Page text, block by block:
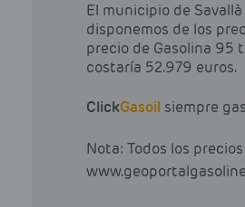
El municipio de
disponemos de los
precio de Gasolina 95
costaría 52.979 euros.
ClickGasoil siempre
Nota: Todos los